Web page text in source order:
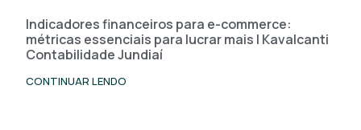
Indicadores financeiros para e-commerce:
métricas essenciais para lucrar mais | Kavalcanti
Contabilidade Jundiaí
CONTINUAR LENDO